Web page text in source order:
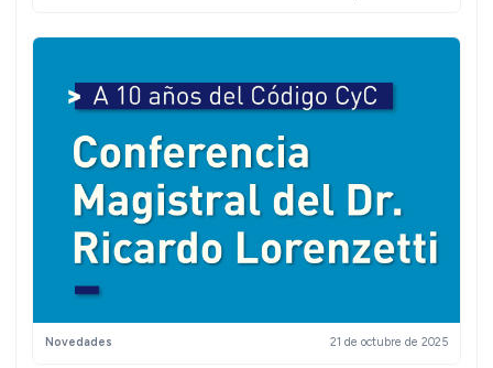
Novedades 21 de octubre de 2025